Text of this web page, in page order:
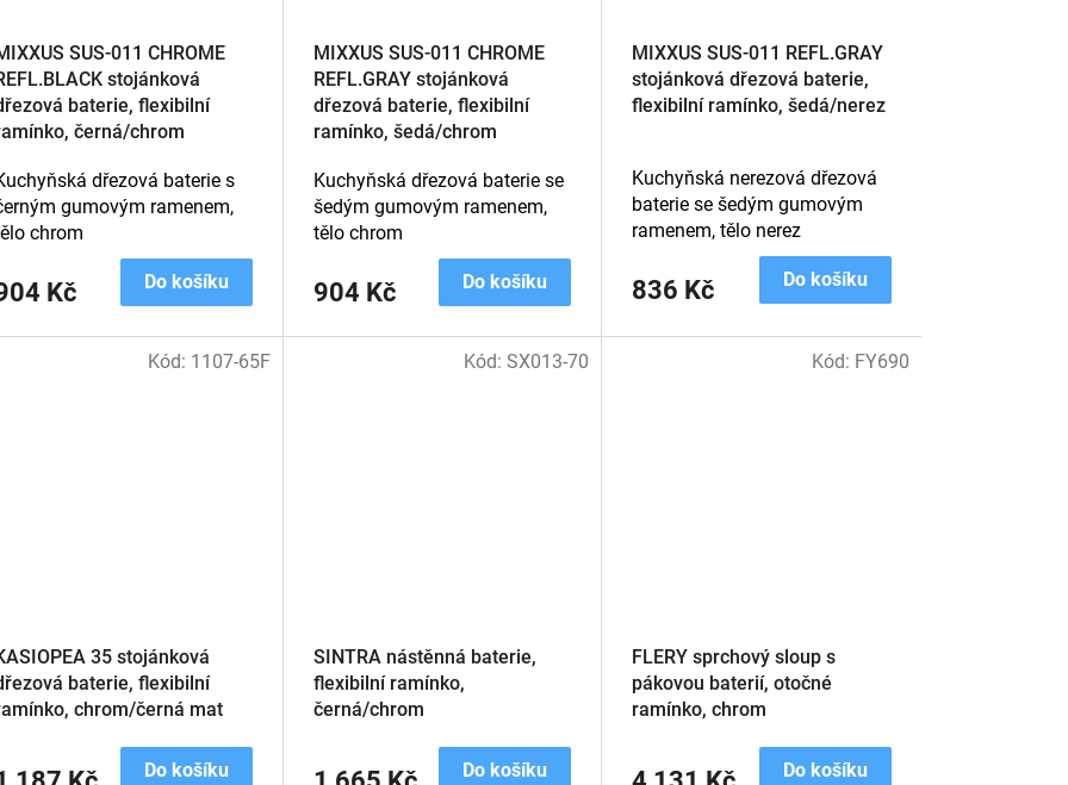
SUS-011 CHROME
stojánková
baterie, flexibilní
černá/chrom
Kč Do košíku
dřezová baterie s
gumovým ramenem,
chrom
MIXXUS SUS-011 CHROME
REFL.GRAY stojánková
dřezová baterie, flexibilní
ramínko, šedá/chrom
904 Kč Do košíku
Kuchyňská dřezová baterie se
šedým gumovým ramenem,
tělo chrom
MIXXUS SUS-011 REFL.GRAY
stojánková dřezová baterie,
flexibilní ramínko, šedá/nerez
836 Kč Do košíku
Kuchyňská nerezová dřezová
baterie se šedým gumovým
ramenem, tělo nerez
35 stojánková
baterie, flexibilní
chrom/černá mat
Do košíku
Kód: 1107-65F
SINTRA nástěnná baterie,
flexibilní ramínko,
černá/chrom
Do košíku
Kód:SX013-70
FLERY sprchový sloup s
pákovou baterií, otočné
ramínko, chrom
Do košíku
Kód: FY690